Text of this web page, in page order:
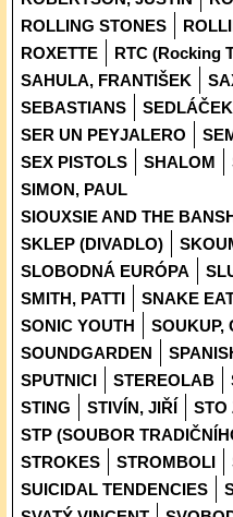
ROLLING STONES
ROXETTE
RTC (Rocking
SAHULA, FRANTIŠEK
SEBASTIANS
SER UN PEYJALERO
SEX PISTOLS
SHALOM
SIMON, PAUL
SIOUXSIE AND THE
SKLEP (DIVADLO)
SLOBODNÁ EURÓPA
SMITH, PATTI
SNAKE
SONIC YOUTH
SOUKUP,
SOUNDGARDEN
SPUTNICI
STEREOLAB
STING
STIVÍN, JIŘÍ
STO
STP (SOUBOR
STROKES
STROMBOLI
SUICIDAL TENDENCIES